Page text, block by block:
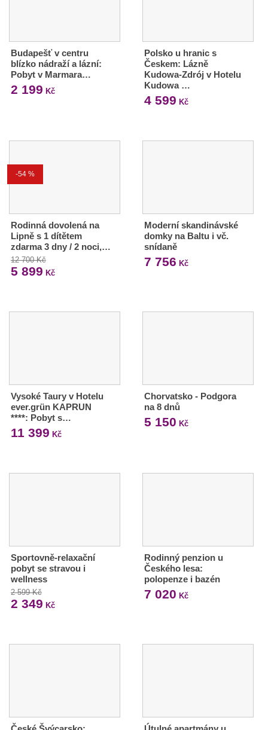
Budapešť v centru
blízko nádraží a lázní:
Pobyt v Marmara…
2 199 Kč
Polsko u hranic s
Českem: Lázně
Kudowa-Zdrój v Hotelu
Kudowa …
4 599 Kč
-54 %
Rodinná dovolená na
Lipně s 1 dítětem
zdarma 3 dny / 2 noci,…
12 700 Kč
5 899 Kč
Moderní skandinávské
domky na Baltu i vč.
snídaně
7 756 Kč
Vysoké Taury v Hotelu
ever.grün KAPRUN
****: Pobyt s…
11 399 Kč
Chorvatsko - Podgora
na 8 dnů
5 150 Kč
Sportovně-relaxační
pobyt se stravou i
wellness
2 599 Kč
2 349 Kč
Rodinný penzion u
Českého lesa:
polopenze i bazén
7 020 Kč